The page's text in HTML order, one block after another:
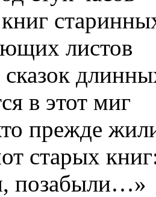
листов
в этот миг
прежде
старых
позабыли…»